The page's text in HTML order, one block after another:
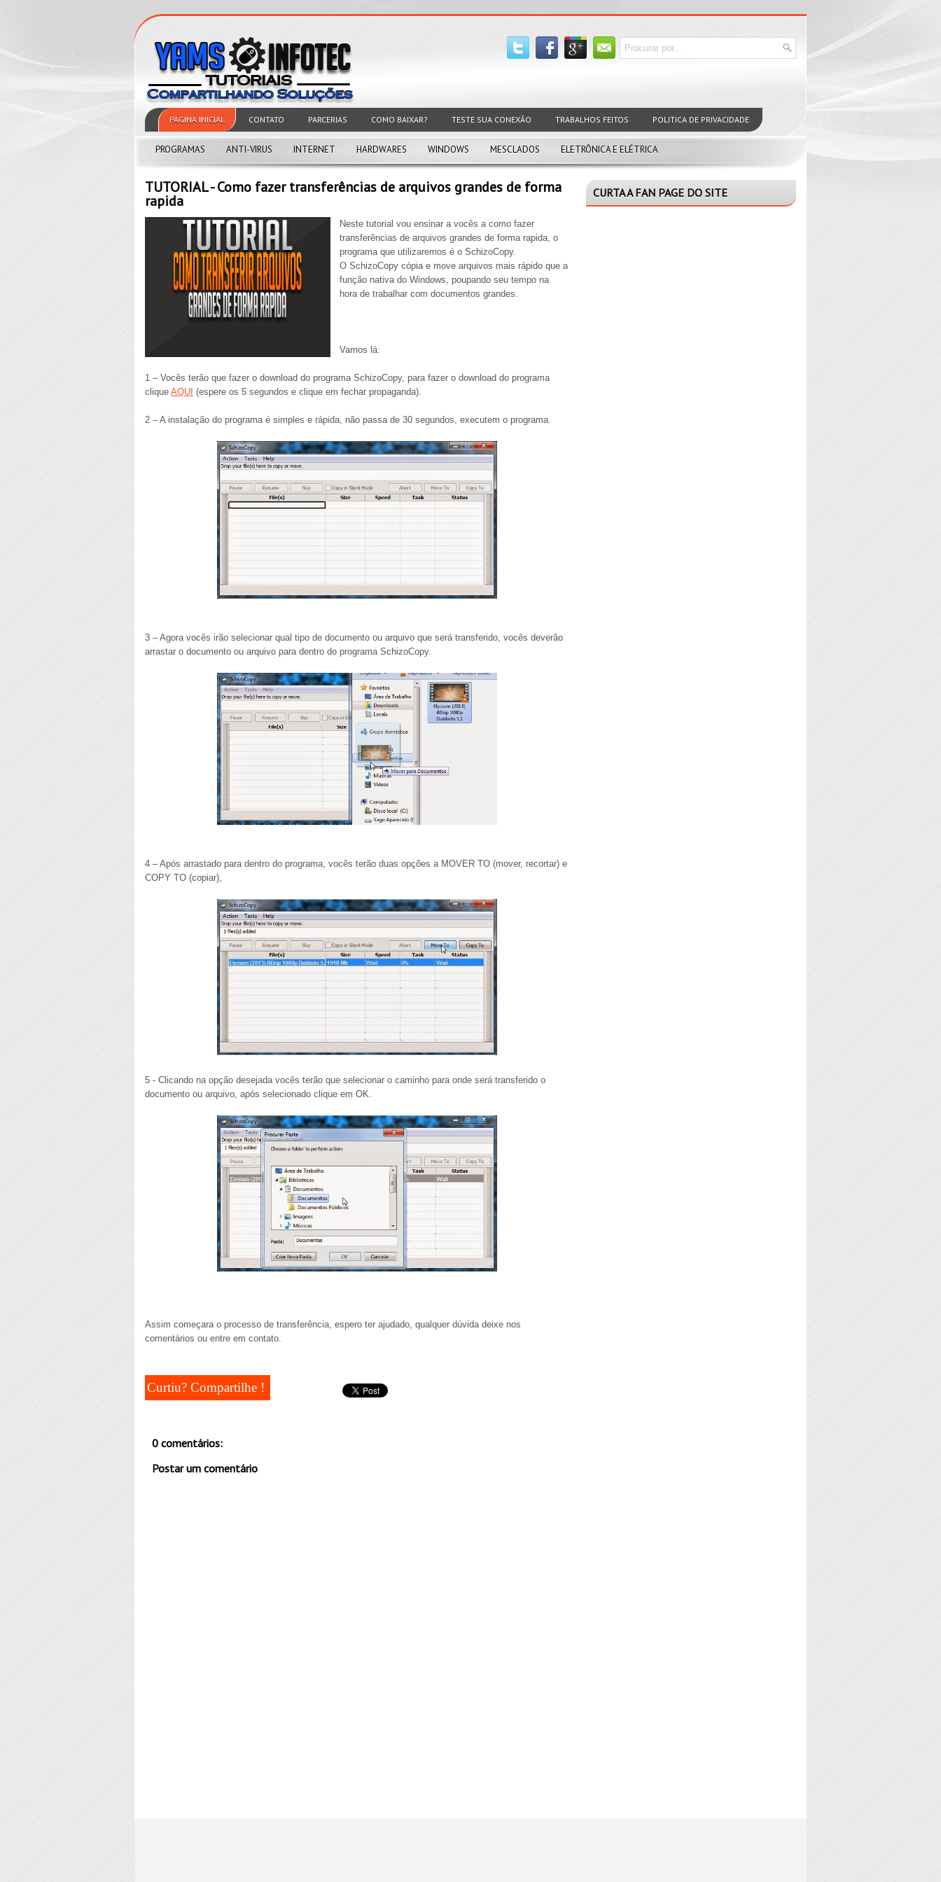
PAGINA INICIAL CONTATO PARCERIAS COMO BAIXAR? TESTE SUA CONEXÃO TRABALHOS FEITOS POLITICA DE PRIVACIDADE
PROGRAMAS ANTI-VIRUS INTERNET HARDWARES WINDOWS MESCLADOS ELETRÔNICA E ELÉTRICA
TUTORIAL - Como fazer transferências de arquivos grandes de forma
rapida
Neste tutorial vou ensinar a vocês a como fazer
transferências de arquivos grandes de forma rapida, o
programa que utilizaremos é o SchizoCopy.
O SchizoCopy cópia e move arquivos mais rápido que a
função nativa do Windows, poupando seu tempo na
hora de trabalhar com documentos grandes.
Vamos lá:
1 – Vocês terão que fazer o download do programa SchizoCopy, para fazer o download do programa
clique AQUI (espere os 5 segundos e clique em fechar propaganda).
2 – A instalação do programa é simples e rápida, não passa de 30 segundos, executem o programa.
3 – Agora vocês irão selecionar qual tipo de documento ou arquivo que será transferido, vocês deverão
arrastar o documento ou arquivo para dentro do programa SchizoCopy.
4 – Após arrastado para dentro do programa, vocês terão duas opções a MOVER TO (mover, recortar) e
COPY TO (copiar),
5 - Clicando na opção desejada vocês terão que selecionar o caminho para onde será transferido o
documento ou arquivo, após selecionado clique em OK.
Assim começara o processo de transferência, espero ter ajudado, qualquer dúvida deixe nos
comentários ou entre em contato.
Curtiu? Compartilhe !
0 comentários:
Postar um comentário
CURTA A FAN PAGE DO SITE